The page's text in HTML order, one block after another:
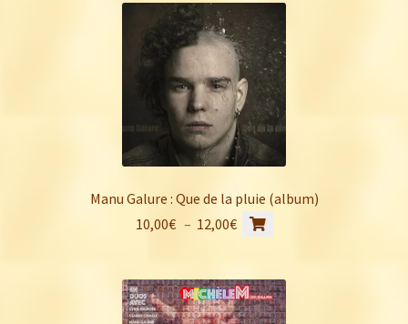
Manu Galure : Que de la pluie (album)
10,00€ – 12,00€ Plage
10,00€
à
plusieurs
variations.